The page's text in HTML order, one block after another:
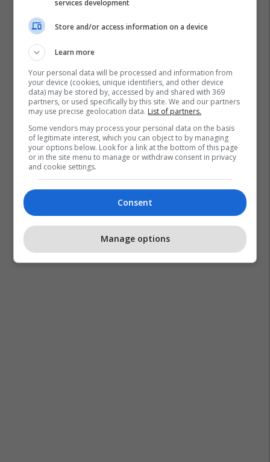
GjejeMjekun.com
Lokal 517m² me tarracë në shitje
te Rruga C – hapësirë e
favorshme për zhvillimin e
biznesit #15796
Pro Real Estate
services development
Store and/or access information on a device
Learn more
Your personal data will be processed and information from
your device (cookies, unique identifiers, and other device
data) may be stored by, accessed by and shared with 369
partners, or used specifically by this site. We and our partners
may use precise geolocation data. List of partners.
Some vendors may process your personal data on the basis
of legitimate interest, which you can object to by managing
your options below. Look for a link at the bottom of this page
or in the site menu to manage or withdraw consent in privacy
and cookie settings.
Consent
Manage options